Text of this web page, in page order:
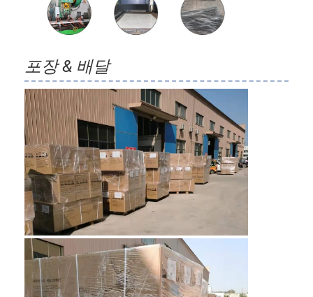
컨베이어 체인 플레이트
체인 메쉬 벨트
스파이럴 프리저 벨트
오븐 컨베이어 벨트
포장 & 배달